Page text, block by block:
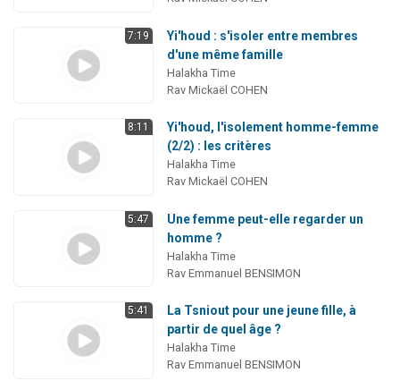
7:19
Yi'houd : s'isoler entre membres
d'une même famille
Halakha Time
Rav Mickaël COHEN
8:11
Yi'houd, l'isolement homme-femme
(2/2) : les critères
Halakha Time
Rav Mickaël COHEN
5:47
Une femme peut-elle regarder un
homme ?
Halakha Time
Rav Emmanuel BENSIMON
5:41
La Tsniout pour une jeune fille, à
partir de quel âge ?
Halakha Time
Rav Emmanuel BENSIMON